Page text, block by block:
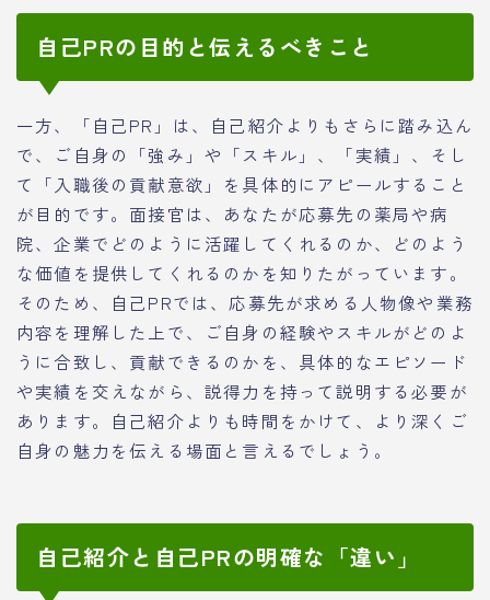
自己PRの目的と伝えるべきこと
一方、「自己PR」は、自己紹介よりもさらに踏み込ん
で、ご自身の「強み」や「スキル」、「実績」、そし
て「入職後の貢献意欲」を具体的にアピールすること
が目的です。面接官は、あなたが応募先の薬局や病
院、企業でどのように活躍してくれるのか、どのよう
な価値を提供してくれるのかを知りたがっています。
そのため、自己PRでは、応募先が求める人物像や業務
内容を理解した上で、ご自身の経験やスキルがどのよ
うに合致し、貢献できるのかを、具体的なエピソード
や実績を交えながら、説得力を持って説明する必要が
あります。自己紹介よりも時間をかけて、より深くご
自身の魅力を伝える場面と言えるでしょう。
自己紹介と自己PRの明確な「違い」